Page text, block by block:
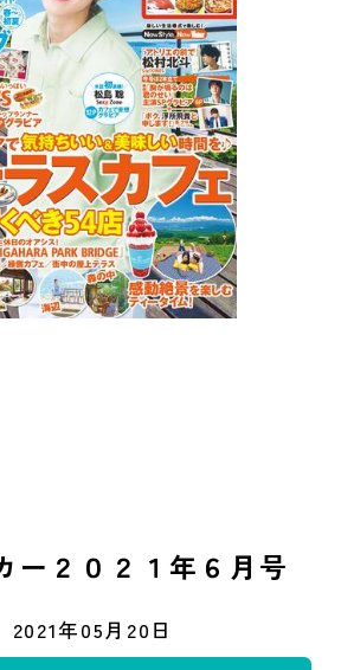
ー２０２１年６月号
2021年05月20日